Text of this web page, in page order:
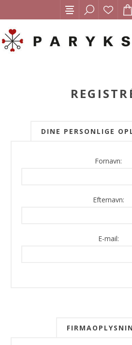
DINE PERSONLIGE
Fornavn:
Efternavn:
E-mail: